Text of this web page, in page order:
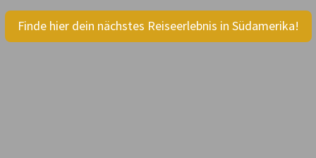
Finde hier dein nächstes Reiseerlebnis in Südamerika!